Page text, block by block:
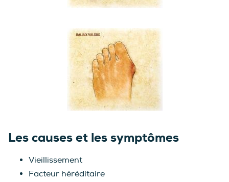
Les causes et les symptômes
Vieillissement
Facteur héréditaire